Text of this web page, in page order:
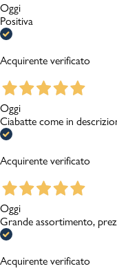
Oggi
Positiva
Acquirente verificato
Oggi
Ciabatte come in
Acquirente verificato
Oggi
Grande assortimento,
Acquirente verificato